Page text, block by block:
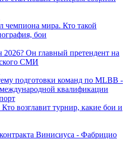
чемпиона мира. Кто такой
бои
2026? Он главный претендент на
СМИ
подготовки команд по MLBB -
квалификации
возглавит турнир, какие бои и
Винисиуса - Фабрицио